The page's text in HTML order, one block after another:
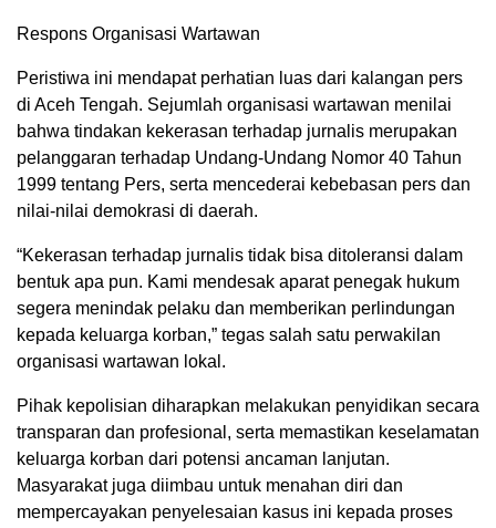
Respons Organisasi Wartawan
Peristiwa ini mendapat perhatian luas dari kalangan pers
di Aceh Tengah. Sejumlah organisasi wartawan menilai
bahwa tindakan kekerasan terhadap jurnalis merupakan
pelanggaran terhadap Undang-Undang Nomor 40 Tahun
1999 tentang Pers, serta mencederai kebebasan pers dan
nilai-nilai demokrasi di daerah.
“Kekerasan terhadap jurnalis tidak bisa ditoleransi dalam
bentuk apa pun. Kami mendesak aparat penegak hukum
segera menindak pelaku dan memberikan perlindungan
kepada keluarga korban,” tegas salah satu perwakilan
organisasi wartawan lokal.
Pihak kepolisian diharapkan melakukan penyidikan secara
transparan dan profesional, serta memastikan keselamatan
keluarga korban dari potensi ancaman lanjutan.
Masyarakat juga diimbau untuk menahan diri dan
mempercayakan penyelesaian kasus ini kepada proses